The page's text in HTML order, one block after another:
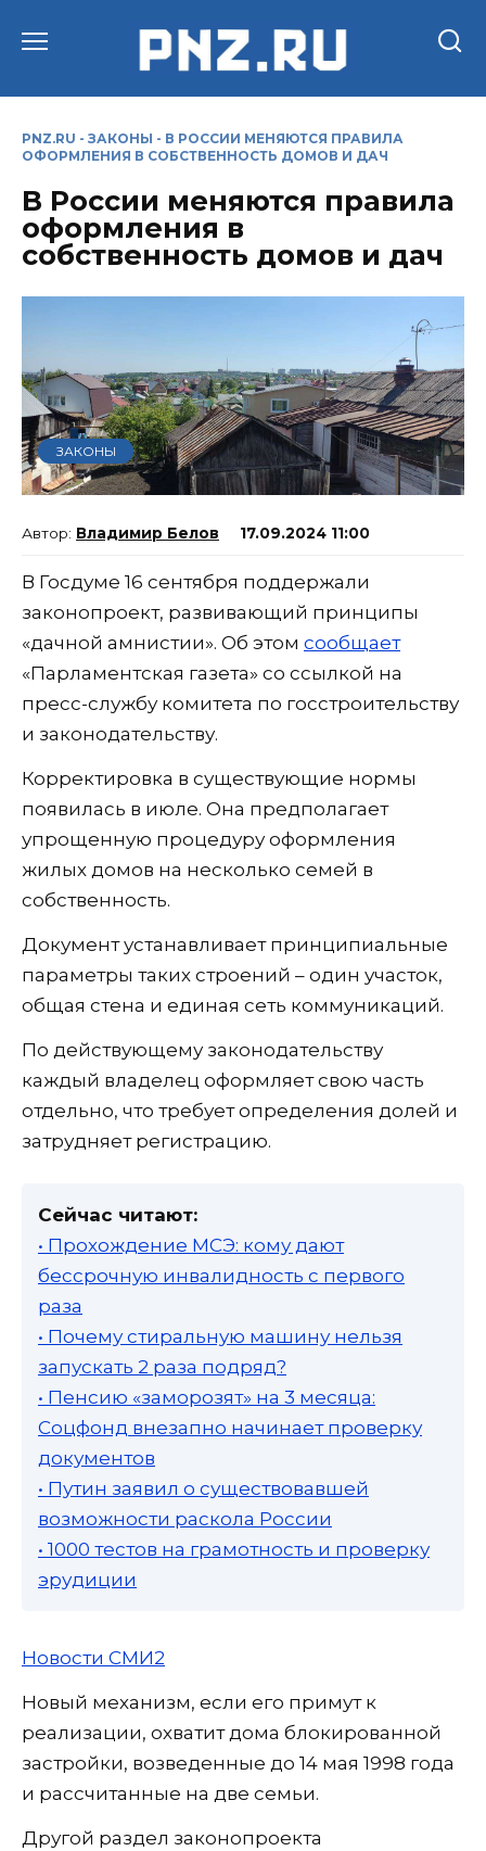
PNZ.RU - ЗАКОНЫ - В РОССИИ МЕНЯЮТСЯ ПРАВИЛА
ОФОРМЛЕНИЯ В СОБСТВЕННОСТЬ ДОМОВ И ДАЧ
В России меняются правила
оформления в
собственность домов и дач
ЗАКОНЫ
Владимир Белов 17.09.2024 11:00
В Госдуме 16 сентября поддержали
законопроект, развивающий принципы
«дачной амнистии». Об этом сообщает
«Парламентская газета» со ссылкой на
пресс-службу комитета по госстроительству
и законодательству.
Корректировка в существующие нормы
появилась в июле. Она предполагает
упрощенную процедуру оформления
жилых домов на несколько семей в
собственность.
Документ устанавливает принципиальные
параметры таких строений – один участок,
общая стена и единая сеть коммуникаций.
По действующему законодательству
каждый владелец оформляет свою часть
отдельно, что требует определения долей и
затрудняет регистрацию.
Сейчас читают:
• Прохождение МСЭ: кому дают
бессрочную инвалидность с первого
раза
• Почему стиральную машину нельзя
запускать 2 раза подряд?
• Пенсию «заморозят» на 3 месяца:
Соцфонд внезапно начинает проверку
документов
• Путин заявил о существовавшей
возможности раскола России
• 1000 тестов на грамотность и проверку
эрудиции
Новости СМИ2
Новый механизм, если его примут к
реализации, охватит дома блокированной
застройки, возведенные до 14 мая 1998 года
и рассчитанные на две семьи.
Другой раздел законопроекта